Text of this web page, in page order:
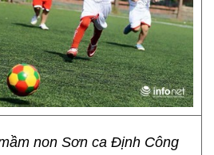
non Sơn ca Định Công